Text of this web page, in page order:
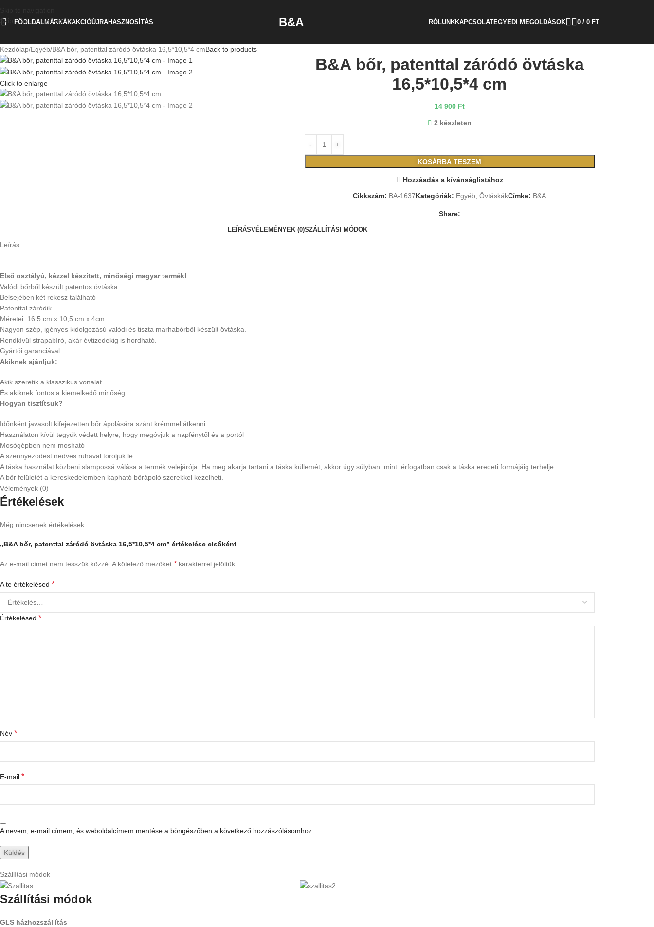
Skip to main content
FŐOLDALMÁRKÁKAKCIÓÚJRAHASZNOSÍTÁS B&A RÓLUNKKAPCSOLATEGYEDI MEGOLDÁSOK 0 / 0 FT
Kezdőlap Egyéb B&A bőr, patenttal záródó övtáska 16,5*10,5*4 cmBack to products
Click to enlarge
B&A bőr, patenttal záródó övtáska
16,5*10,5*4 cm
14 900 Ft
2 készleten
KOSÁRBA TESZEM
Hozzáadás a kívánságlistához
Cikkszám: BA-1637Kategóriák: Egyéb ÖvtáskákCímke: B&A
Share:
LEÍRÁSVÉLEMÉNYEK (0)SZÁLLÍTÁSI MÓDOK
Leírás
Első osztályú, kézzel készített, minőségi magyar termék!
Valódi bőrből készült patentos övtáska
Belsejében két rekesz található
Patenttal záródik
Méretei: 16,5 cm x 10,5 cm x 4cm
Nagyon szép, igényes kidolgozású valódi és tiszta marhabőrből készült övtáska.
Rendkívül strapabíró, akár évtizedekig is hordható.
Gyártói garanciával
Akiknek ajánljuk:
Akik szeretik a klasszikus vonalat
És akiknek fontos a kiemelkedő minőség
Hogyan tisztítsuk?
Időnként javasolt kifejezetten bőr ápolására szánt krémmel átkenni
Használaton kívül tegyük védett helyre, hogy megóvjuk a napfénytől és a portól
Mosógépben nem mosható
A szennyeződést nedves ruhával töröljük le
A táska használat közbeni slampossá válása a termék velejárója. Ha meg akarja tartani a táska küllemét, akkor úgy súlyban, mint térfogatban csak a táska eredeti formájáig terhelje.
A bőr felületét a kereskedelemben kapható bőrápoló szerekkel kezelheti.
Vélemények (0)
Értékelések
Még nincsenek értékelések.
„B&A bőr, patenttal záródó övtáska 16,5*10,5*4 cm” értékelése elsőként
Az e-mail címet nem tesszük közzé. A kötelező mezőket * karakterrel jelöltük
A te értékelésed *
Értékelésed *
Név *
E-mail *
A nevem, e-mail címem, és weboldalcímem mentése a böngészőben a következő hozzászólásomhoz.
Szállítási módok
Szállítási módok
GLS házhozszállítás